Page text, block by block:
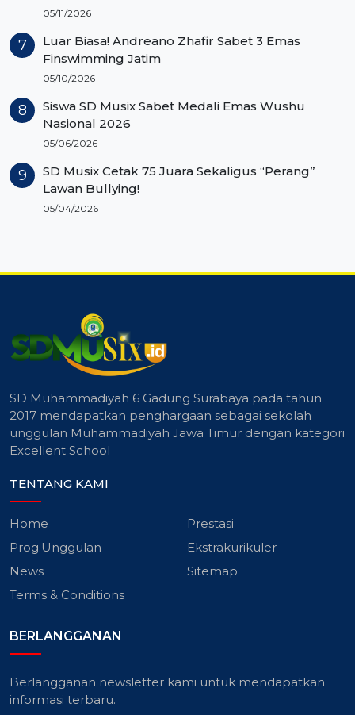
05/11/2026
Luar Biasa! Andreano Zhafir Sabet 3 Emas
Finswimming Jatim
05/10/2026
Siswa SD Musix Sabet Medali Emas Wushu
Nasional 2026
05/06/2026
SD Musix Cetak 75 Juara Sekaligus “Perang”
Lawan Bullying!
05/04/2026
SD Muhammadiyah 6 Gadung Surabaya pada tahun
2017 mendapatkan penghargaan sebagai sekolah
unggulan Muhammadiyah Jawa Timur dengan kategori
Excellent School
TENTANG KAMI
Home
Prestasi
Prog.Unggulan
Ekstrakurikuler
News
Sitemap
Terms & Conditions
BERLANGGANAN
Berlangganan newsletter kami untuk mendapatkan
informasi terbaru.